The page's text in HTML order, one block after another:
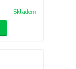
Skladem